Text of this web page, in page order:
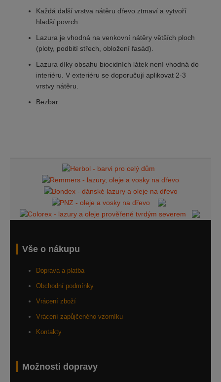
Každá další vrstva nátěru dřevo ztmaví a vytvoří
hladší povrch.
Lazura je vhodná na venkovní nátěry větších ploch
(ploty, podbití střech, obložení fasád).
Lazura díky obsahu biocidních látek není vhodná do
interiéru. V exteriéru se doporučují aplikovat 2-3
vrstvy nátěru.
Bezbar
Vše o nákupu
Doprava a platba
Obchodní podmínky
Vrácení zboží
Vrácení zapůjčeného vzorníku
Kontakty
Možnosti dopravy